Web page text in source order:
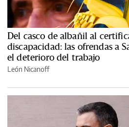
Del casco de albañil al
discapacidad: las ofrendas a
el deterioro del trabajo
León Nicanoff